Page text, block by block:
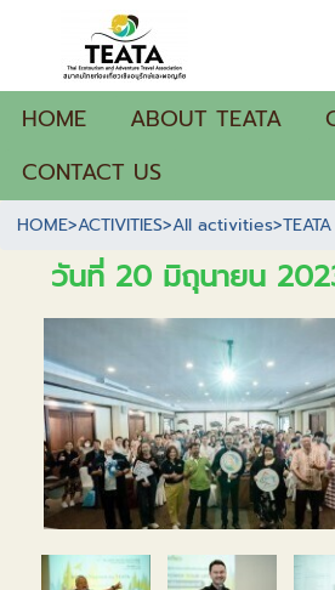
HOME ABOUT TEATA
CONTACT US
HOME>ACTIVITIES>All activities>
วันที่ 20 มิถุนายน